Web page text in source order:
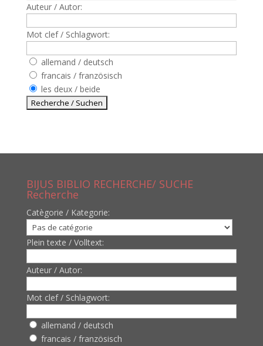
Auteur / Autor:
Mot clef / Schlagwort:
allemand / deutsch
francais / französisch
les deux / beide
BIJUS BIBLIO RECHERCHE/ SUCHE
Recherche
Catègorie / Kategorie:
Plein texte / Volltext:
Auteur / Autor:
Mot clef / Schlagwort:
allemand / deutsch
francais / französisch